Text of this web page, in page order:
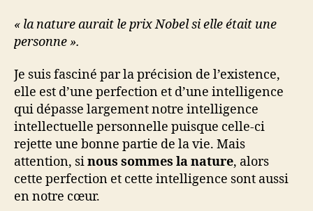
« la nature aurait le prix Nobel si elle était une
personne ».
Je suis fasciné par la précision de l’existence,
elle est d’une perfection et d’une intelligence
qui dépasse largement notre intelligence
intellectuelle personnelle puisque celle-ci
rejette une bonne partie de la vie. Mais
attention, sinous sommes la nature, alors
cette perfection et cette intelligence sont aussi
en notre cœur.